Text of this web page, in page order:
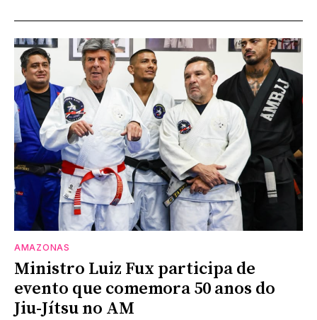
AMAZONAS
Ministro Luiz Fux participa de
evento que comemora 50 anos do
Jiu-Jítsu no AM